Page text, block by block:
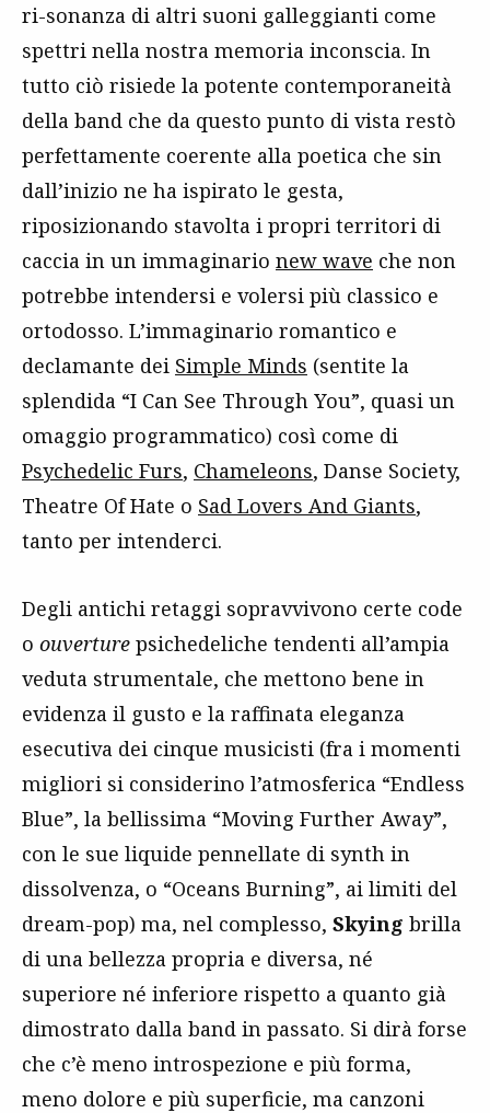
ri-sonanza di altri suoni galleggianti come
spettri nella nostra memoria inconscia. In
tutto ciò risiede la potente contemporaneità
della band che da questo punto di vista restò
perfettamente coerente alla poetica che sin
dall’inizio ne ha ispirato le gesta,
riposizionando stavolta i propri territori di
caccia in un immaginario new wave che non
potrebbe intendersi e volersi più classico e
ortodosso. L’immaginario romantico e
declamante dei Simple Minds (sentite la
splendida “I Can See Through You”, quasi un
omaggio programmatico) così come di
Psychedelic Furs, Chameleons, Danse Society,
Theatre Of Hate o Sad Lovers And Giants,
tanto per intenderci.
Degli antichi retaggi sopravvivono certe code
o ouverture psichedeliche tendenti all’ampia
veduta strumentale, che mettono bene in
evidenza il gusto e la raffinata eleganza
esecutiva dei cinque musicisti (fra i momenti
migliori si considerino l’atmosferica “Endless
Blue”, la bellissima “Moving Further Away”,
con le sue liquide pennellate di synth in
dissolvenza, o “Oceans Burning”, ai limiti del
dream-pop) ma, nel complesso, Skying brilla
di una bellezza propria e diversa, né
superiore né inferiore rispetto a quanto già
dimostrato dalla band in passato. Si dirà forse
che c’è meno introspezione e più forma,
meno dolore e più superficie, ma canzoni